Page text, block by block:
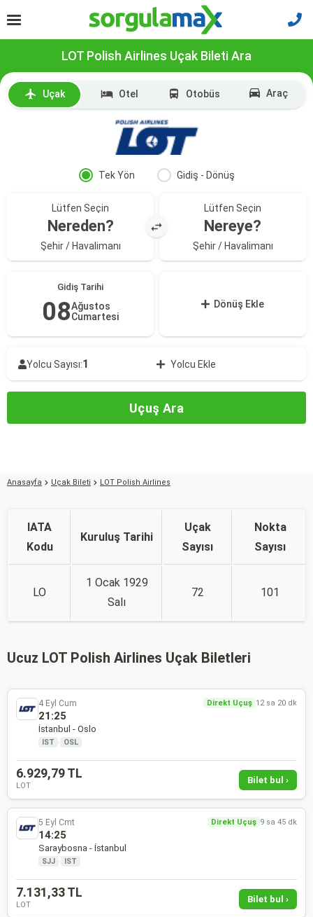
LOT Polish Airlines Uçak Bileti Ara
Uçak Otel Otobüs Araç
Tek Yön Gidiş - Dönüş
Lütfen Seçin
Nereden?
Şehir / Havalimanı
Lütfen Seçin
Nereye?
Şehir / Havalimanı
Gidiş Tarihi
08Ağustos
Cumartesi
Dönüş Ekle
Yolcu Sayısı:1 Yolcu Ekle
Uçuş Ara
Anasayfa Uçak Bileti LOT Polish Airlines
IATA
Kodu
Kuruluş Tarihi
Uçak
Sayısı
Nokta
Sayısı
LO
1 Ocak 1929
Salı
72 101
Ucuz LOT Polish Airlines Uçak Biletleri
4 Eyl Cum Direkt Uçuş 12 sa 20 dk
21:25
İstanbul - Oslo
IST · OSL
6.929,79 TL
LOT
Bilet bul ›
5 Eyl Cmt Direkt Uçuş 9 sa 45 dk
14:25
Saraybosna - İstanbul
SJJ · IST
7.131,33 TL
LOT
Bilet bul ›